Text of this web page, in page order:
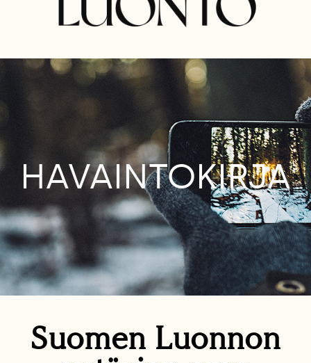
HAVAINTOKIRJA
Suomen Luonnon